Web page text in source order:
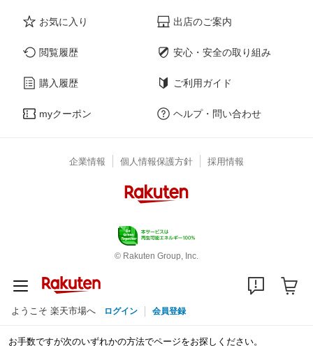
お気に入り
閲覧履歴
購入履歴
myクーポン
出店のご案内
安心・安全の取り組み
ご利用ガイド
ヘルプ・問い合わせ
企業情報 個人情報保護方針 採用情報
© Rakuten Group, Inc.
ようこそ 楽天市場へ ログイン 会員登録
お手数ですが次のいずれかの方法でページをお探しください。